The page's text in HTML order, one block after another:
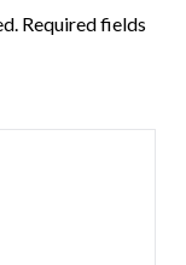
Required fields